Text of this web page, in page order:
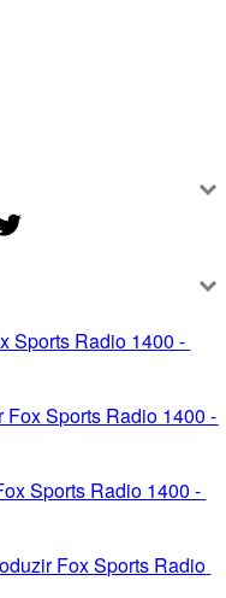
Sports Radio 1400 -
Fox Sports Radio 1400 -
Sports Radio 1400 -
Fox Sports Radio